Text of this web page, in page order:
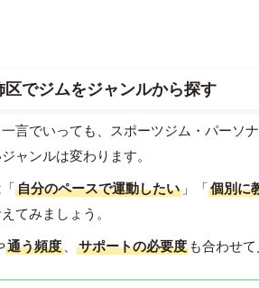
区でジムをジャンルから探す
言でいっても、スポーツジム・パーソ
ャンルは変わります。
自分のペースで運動したい 」「個別に
てみましょう。
通う頻度 、 サポートの必要度 も合わせ